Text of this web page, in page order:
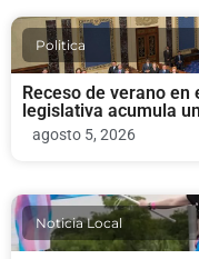
Politica
Receso de verano en
legislativa acumula
agosto 5, 2026
Noticia Local